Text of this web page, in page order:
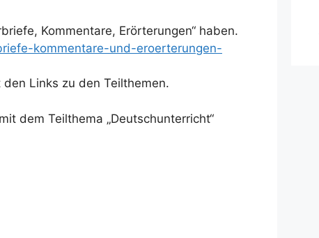
Kommentare, Erörterungen“ haben.
kommentare-und-eroerterungen-
Links zu den Teilthemen.
dem Teilthema „Deutschunterricht“